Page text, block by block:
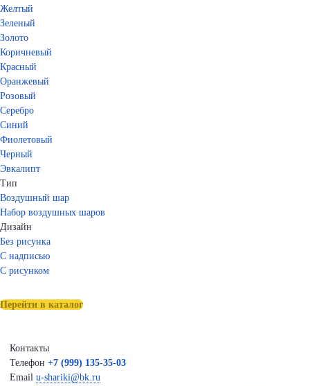
Желтый
Зеленый
Золото
Коричневый
Красный
Оранжевый
Розовый
Серебро
Синий
Фиолетовый
Черный
Эвкалипт
Тип
Воздушный шар
Набор воздушных шаров
Дизайн
Без рисунка
С надписью
С рисунком
Перейти в каталог
Контакты
Телефон +7 (999) 135-35-03
Email u-shariki@bk.ru